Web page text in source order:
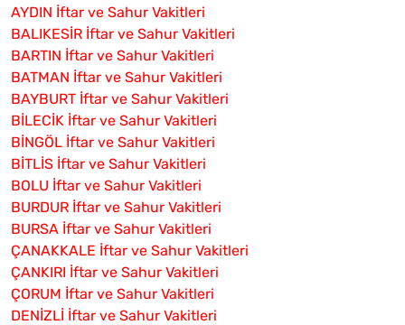
AYDIN İftar ve Sahur Vakitleri
BALIKESİR İftar ve Sahur Vakitleri
BARTIN İftar ve Sahur Vakitleri
BATMAN İftar ve Sahur Vakitleri
BAYBURT İftar ve Sahur Vakitleri
BİLECİK İftar ve Sahur Vakitleri
BİNGÖL İftar ve Sahur Vakitleri
BİTLİS İftar ve Sahur Vakitleri
BOLU İftar ve Sahur Vakitleri
BURDUR İftar ve Sahur Vakitleri
BURSA İftar ve Sahur Vakitleri
ÇANAKKALE İftar ve Sahur Vakitleri
ÇANKIRI İftar ve Sahur Vakitleri
ÇORUM İftar ve Sahur Vakitleri
DENİZLİ İftar ve Sahur Vakitleri